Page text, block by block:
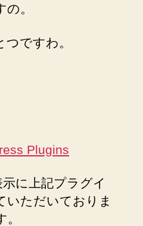
。
ですわ。
Plugins
に上記プラグイ
いただいておりま